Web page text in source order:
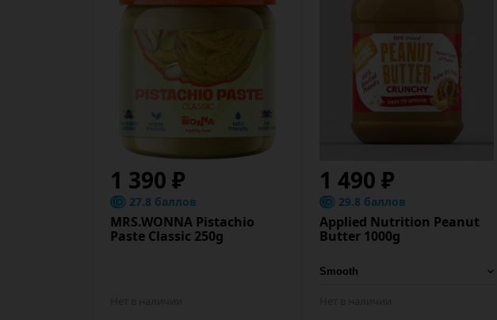
1 390 ₽
27.8 баллов
MRS.WONNA Pistachio
Paste Classic 250g
1 490 ₽
29.8 баллов
Applied Nutrition Peanut
Butter 1000g